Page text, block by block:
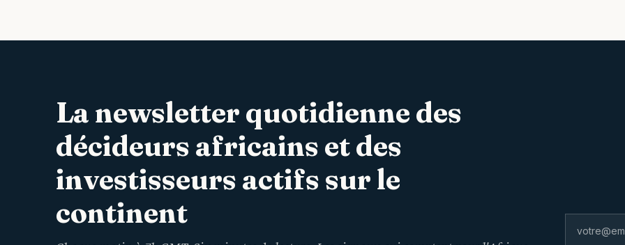
La newsletter quotidienne des
décideurs africains et des
investisseurs actifs sur le
continent